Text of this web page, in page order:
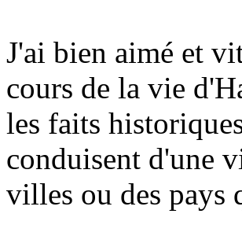
J'ai bien aimé et
cours de la vie
les faits
conduisent d'une
villes ou des pays